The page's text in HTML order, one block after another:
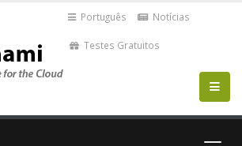
Português Notícias
Testes Gratuitos